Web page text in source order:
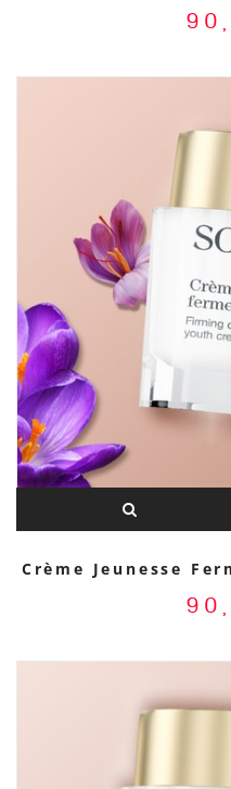
Crème Jeunesse